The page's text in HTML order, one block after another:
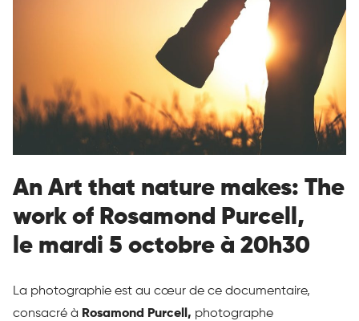
An Art that nature makes: The
work of Rosamond Purcell,
le mardi 5 octobre à 20h30
La photographie est au cœur de ce documentaire,
consacré à Rosamond Purcell, photographe